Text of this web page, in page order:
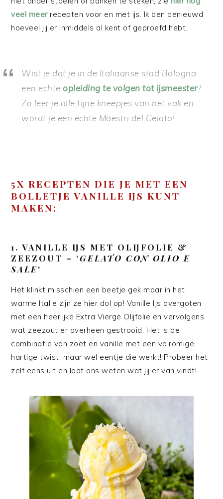
veel meerrecepten voor en met ijs. Ik ben benieuwd
hoeveel jij er inmiddels al kent of geproefd hebt.
Wist je dat je in de Italiaanse stad Bologna
een echte opleiding te volgen tot ijsmeester?
Zo leer je alle fijne kneepjes van het vak en
wordt je een echte Maestri del Gelato!
5X RECEPTEN DIE JE MET EEN
BOLLETJE VANILLE IJS KUNT
MAKEN:
1. VANILLE IJS MET OLIJFOLIE &
ZEEZOUT – ‘GELATO CON OLIO E
SALE‘
Het klinkt misschien een beetje gek maar in het
warme Italie zijn ze hier dol op! Vanille IJs overgoten
met een heerlijke Extra Vierge Olijfolie en vervolgens
wat zeezout er overheen gestrooid. Het is de
combinatie van zoet en vanille met een volromige
hartige twist, maar wel eentje die werkt! Probeer het
zelf eens uit en laat ons weten wat jij er van vindt!